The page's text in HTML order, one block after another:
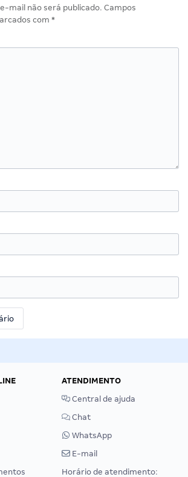
mail não será publicado. Campos
com *
ATENDIMENTO
Central de ajuda
Chat
WhatsApp
E-mail
Horário de atendimento: